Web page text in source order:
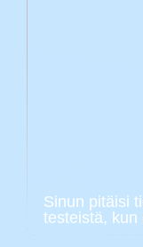
Sinun pitäisi
testeistä, kun